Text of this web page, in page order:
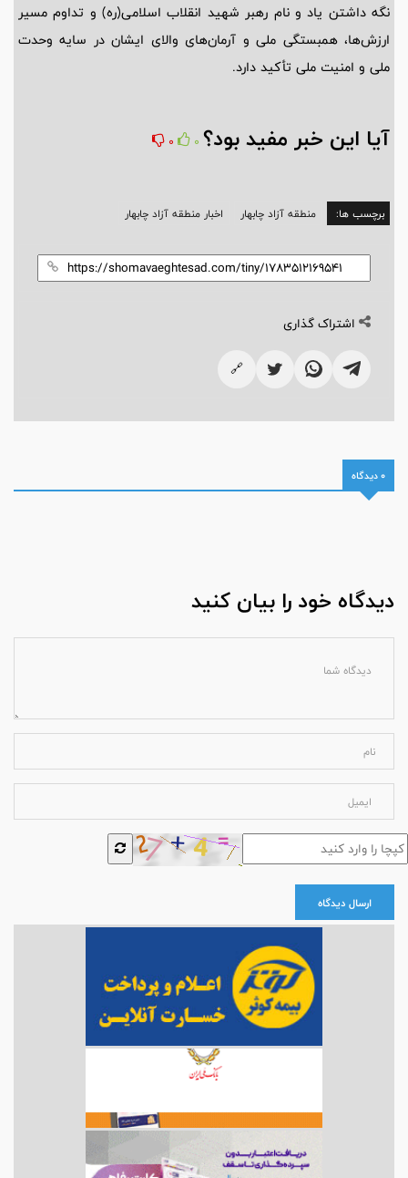
نگه داشتن یاد و نام رهبر شهید انقلاب اسلامی(ره) و تداوم مسیر
ارزش‌ها، همبستگی ملی و آرمان‌های والای ایشان در سایه وحدت
ملی و امنیت ملی تأکید دارد.
آیا این خبر مفید بود؟ 0
0
برچسب ها: منطقه آزاد چابهار اخبار منطقه آزاد چابهار
اشتراک گذاری
🔗
0 دیدگاه
دیدگاه خود را بیان کنید
ارسال دیدگاه